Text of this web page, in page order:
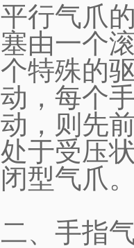
平行气爪
塞由一个
个特殊的
动，每个
动，则先
处于受压
闭型气爪
二、手指